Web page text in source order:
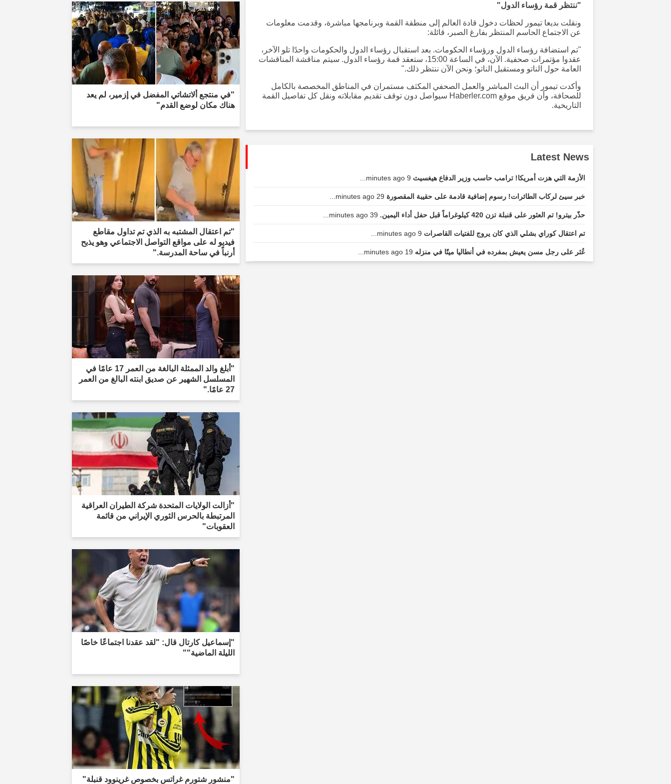
"ننتظر قمة رؤساء الدول"
ونقلت بديعا تيمور لحظات دخول قادة العالم إلى منطقة القمة وبرنامجها مباشرة، وقدمت معلومات
عن الاجتماع الحاسم المنتظر بفارغ الصبر، قائلة:
"تم استضافة رؤساء الدول ورؤساء الحكومات. بعد استقبال رؤساء الدول والحكومات واحدًا تلو الآخر،
عقدوا مؤتمرات صحفية. الآن، في الساعة 15:00، ستعقد قمة رؤساء الدول. سيتم مناقشة المناقشات
العامة حول الناتو ومستقبل الناتو؛ ونحن الآن ننتظر ذلك."
وأكدت تيمور أن البث المباشر والعمل الصحفي المكثف مستمران في المناطق المخصصة بالكامل
للصحافة، وأن فريق موقع Haberler.com سيواصل دون توقف تقديم مقابلاته ونقل كل تفاصيل القمة
التاريخية.
Latest News
الأزمة التي هزت أمريكا! ترامب حاسب وزير الدفاع هيغسيث 9 minutes ago...
خبر سيئ لركاب الطائرات! رسوم إضافية قادمة على حقيبة المقصورة 29 minutes ago...
حذّر بيترو! تم العثور على قنبلة تزن 420 كيلوغراماً قبل حفل أداء اليمين. 39 minutes ago...
تم اعتقال كوراي بشلي الذي كان يروج للفتيات القاصرات 9 minutes ago...
عُثر على رجل مسن يعيش بمفرده في أنطاليا ميتًا في منزله 19 minutes ago...
"في منتجع ألاتشاتي المفضل في إزمير، لم يعد
هناك مكان لوضع القدم"
"تم اعتقال المشتبه به الذي تم تداول مقاطع
فيديو له على مواقع التواصل الاجتماعي وهو يذبح
أرنباً في ساحة المدرسة."
"أبلغ والد الممثلة البالغة من العمر 17 عامًا في
المسلسل الشهير عن صديق ابنته البالغ من العمر
27 عامًا."
"أزالت الولايات المتحدة شركة الطيران العراقية
المرتبطة بالحرس الثوري الإيراني من قائمة
العقوبات"
"إسماعيل كارتال قال: "لقد عقدنا اجتماعًا خاصًا
الليلة الماضية""
"منشور شتورم غراتس بخصوص غرينوود قنبلة"